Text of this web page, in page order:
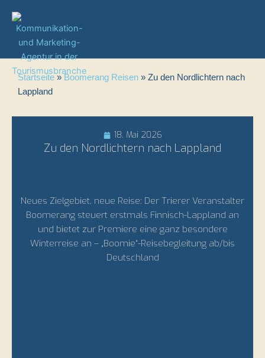
Inhalt
springen
Startseite»Boomerang Reisen » Zu den Nordlichtern nach
Lappland
18. Mai 2026
Zu den Nordlichtern nach Lappland
Neues Zielgebiet, neue Reise: Der Trierer Veranstalter
Boomerang steuert erstmals Finnisch-Lappland an
und bietet zur Premiere eine ganz besondere
Winterreise an – „Boomie“-Reisebegleitung ab/bis
Deutschland